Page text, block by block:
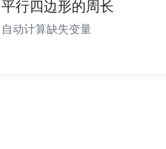
平行四边形的周长
自动计算缺失变量